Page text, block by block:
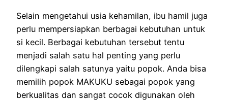
Selain mengetahui usia kehamilan, ibu hamil juga
perlu mempersiapkan berbagai kebutuhan untuk
si kecil. Berbagai kebutuhan tersebut tentu
menjadi salah satu hal penting yang perlu
dilengkapi salah satunya yaitu popok. Anda bisa
memilih popok MAKUKU sebagai popok yang
berkualitas dan sangat cocok digunakan oleh